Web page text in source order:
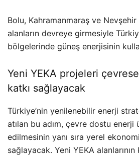
Bolu, Kahramanmaraş ve
alanların devreye girmesiyle
bölgelerinde güneş enerjisinin
Yeni YEKA projeleri
katkı sağlayacak
Türkiye’nin yenilenebilir enerji
atılan bu adım, çevre dostu
edilmesinin yanı sıra yerel
sağlayacak. Yeni YEKA alanlarının